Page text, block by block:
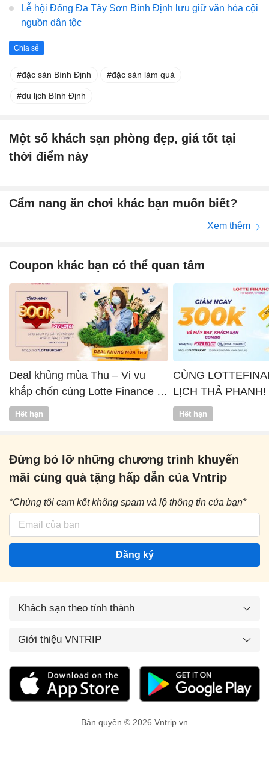
Lễ hội Đống Đa Tây Sơn Bình Định lưu giữ văn hóa cội
nguồn dân tộc
Chia sẻ
đặc sản Bình Định đặc sản làm quà
du lịch Bình Định
Một số khách sạn phòng đẹp, giá tốt tại
thời điểm này
Cẩm nang ăn chơi khác bạn muốn biết?
Xem thêm
Coupon khác bạn có thể quan tâm
Deal khủng mùa Thu – Vi vu
khắp chốn cùng Lotte Finance x
Vntrip
Hết hạn
CÙNG
LỊCH THẢ PHANH!
Hết hạn
Đừng bỏ lỡ những chương trình khuyến
mãi cùng quà tặng hấp dẫn của Vntrip
*Chúng tôi cam kết không spam và lộ thông tin của bạn*
Đăng ký
Khách sạn theo tỉnh thành
Giới thiệu VNTRIP
Bản quyền © 2026 Vntrip.vn